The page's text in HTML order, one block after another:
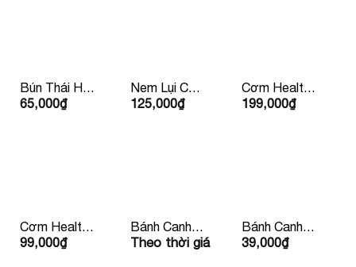
Bún Thái Hải
Sản
65,000₫
Nem Lụi Chín
Kèm Rau
125,000₫
Cơm Healthy
Sườn Bò Mỹ
199,000₫
Cơm Healthy
Kèm Nước
99,000₫
Bánh Canh
Chay Kèm
Theo thời giá
Bánh Canh
Xương Bean
39,000₫